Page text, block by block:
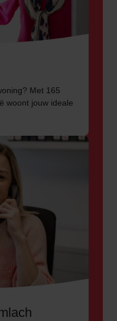
Met 165
woont jouw ideale